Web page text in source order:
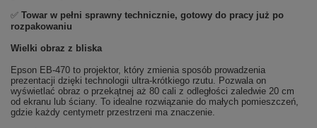
✅ Towar w pełni sprawny technicznie, gotowy do pracy już po
rozpakowaniu
Wielki obraz z bliska
Epson EB-470 to projektor, który zmienia sposób prowadzenia
prezentacji dzięki technologii ultra-krótkiego rzutu. Pozwala on
wyświetlać obraz o przekątnej aż 80 cali z odległości zaledwie 20 cm
od ekranu lub ściany. To idealne rozwiązanie do małych pomieszczeń,
gdzie każdy centymetr przestrzeni ma znaczenie.